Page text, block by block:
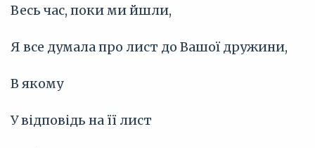
Весь час, поки ми йшли,
Я все думала про лист до Вашої дружини,
В якому
У відповідь на її лист